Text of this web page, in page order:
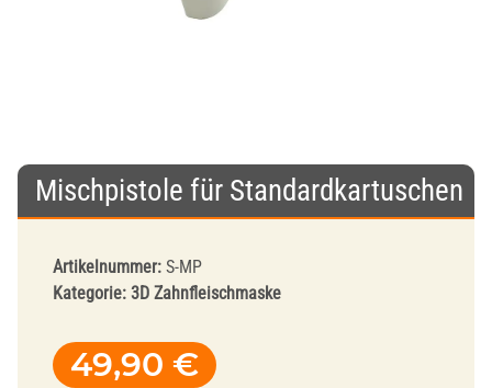
Mischpistole für Standardkartuschen
Artikelnummer: S-MP
Kategorie: 3D Zahnfleischmaske
49,90 €